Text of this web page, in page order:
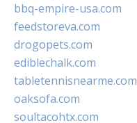
bbq-empire-usa.com
feedstoreva.com
drogopets.com
ediblechalk.com
tabletennisnearme.com
oaksofa.com
soultacohtx.com